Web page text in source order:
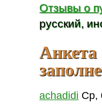
Отзывы о
русский,
Анкета
achadidi Ср,